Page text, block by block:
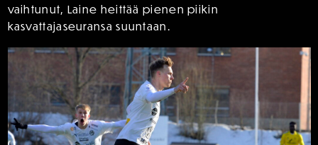
vaihtunut, Laine heittää pienen piikin
kasvattajaseuransa suuntaan.